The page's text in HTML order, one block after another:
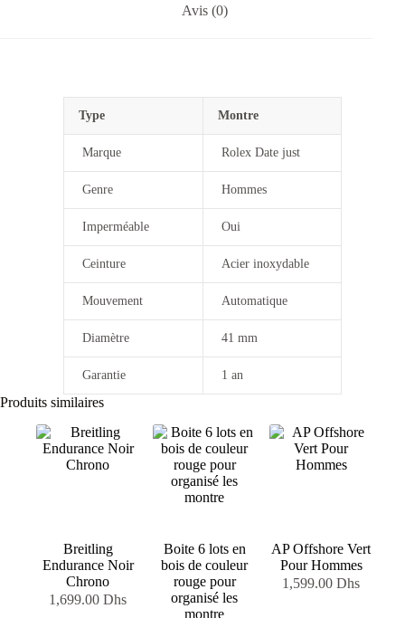
Avis (0)
Type Montre
Marque Rolex Date just
Genre Hommes
Imperméable Oui
Ceinture Acier inoxydable
Mouvement Automatique
Diamètre 41 mm
Garantie 1 an
Produits similaires
Breitling
Endurance Noir
Chrono
1,699.00Dhs
Boite 6 lots en
bois de couleur
rouge pour
organisé les
montre
AP Offshore Vert
Pour Hommes
1,599.00Dhs